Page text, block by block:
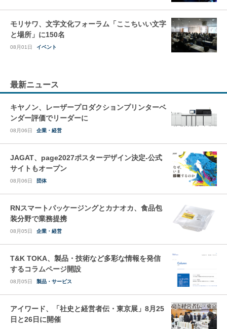
モリサワ、文字文化フォーラム「ここちいい文字
と場所」に150名
08月01日 イベント
最新ニュース
キヤノン、レーザープロダクションプリンターベ
ンダー評価でリーダーに
08月06日 企業・経営
JAGAT、page2027ポスターデザイン決定-公式
サイトもオープン
08月06日 団体
RNスマートパッケージングとカナオカ、食品包
装分野で業務提携
08月05日 企業・経営
T&K TOKA、製品・技術など多彩な情報を発信
するコラムページ開設
08月05日 製品・サービス
アイワード、「社史と経営者伝・東京展」8月25
日と26日に開催